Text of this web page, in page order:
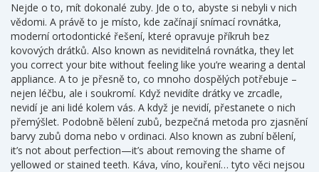
Nejde o to, mít dokonalé zuby. Jde o to, abyste si nebyli v nich
vědomi. A právě to je místo, kde začínají snímací rovnátka,
moderní ortodontické řešení, které opravuje příkruh bez
kovových drátků. Also known as neviditelná rovnátka, they let
you correct your bite without feeling like you’re wearing a dental
appliance. A to je přesně to, co mnoho dospělých potřebuje –
nejen léčbu, ale i soukromí. Když nevidíte drátky ve zrcadle,
nevidí je ani lidé kolem vás. A když je nevidí, přestanete o nich
přemýšlet. Podobně bělení zubů, bezpečná metoda pro zjasnění
barvy zubů doma nebo v ordinaci. Also known as zubní bělení,
it’s not about perfection—it’s about removing the shame of
yellowed or stained teeth. Káva, víno, kouření… tyto věci nejsou